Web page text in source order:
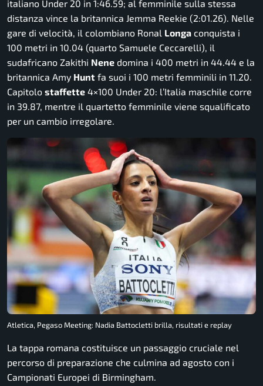
italiano Under 20 in 1:46.59; al femminile sulla stessa
distanza vince la britannica Jemma Reekie (2:01.26). Nelle
gare di velocità, il colombiano Ronal Longa conquista i
100 metri in 10.04 (quarto Samuele Ceccarelli), il
sudafricano Zakithi Nene domina i 400 metri in 44.44 e la
britannica Amy Hunt fa suoi i 100 metri femminili in 11.20.
Capitolo staffette 4×100 Under 20: l’Italia maschile corre
in 39.87, mentre il quartetto femminile viene squalificato
per un cambio irregolare.
Atletica, Pegaso Meeting: Nadia Battocletti brilla, risultati e replay
La tappa romana costituisce un passaggio cruciale nel
percorso di preparazione che culmina ad agosto con i
Campionati Europei di Birmingham.